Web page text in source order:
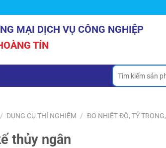
MẠI DỊCH VỤ CÔNG NGHIỆP
TÍN
Tìm
kiếm:
/ DỤNG CỤ THÍ NGHIỆM / ĐO NHIỆT ĐỘ, TỶ TRỌNG,
thủy ngân